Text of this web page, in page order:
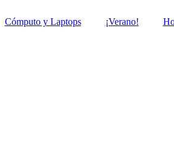
Cómputo y Laptops ¡Verano!